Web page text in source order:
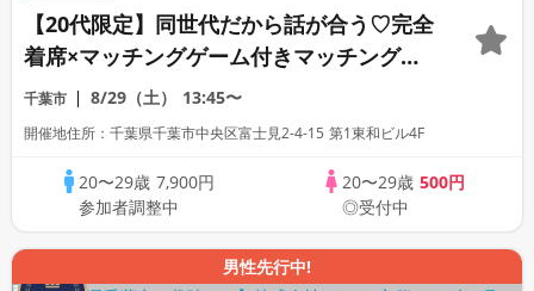
【20代限定】同世代だから話が合う♡完全
着席×マッチングゲーム付きマッチングコ
ン
千葉市 8/29（土） 13:45〜
開催地住所：千葉県千葉市中央区富士見2-4-15 第1東和ビル4F
20〜29歳 7,900円
参加者調整中
20〜29歳 500円
◎受付中
男性先行中!